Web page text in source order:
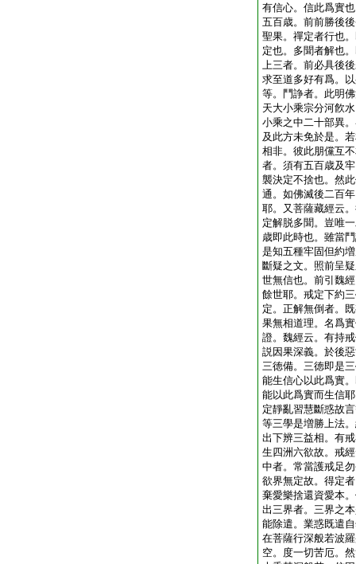
有信心。信此爲實
五百歳。前前勝後
聖果。禪定者行也
定也。多聞者解也
上三者。前必具後
求至道多好有爲。
等。鬥諍者。此明
天大小乘宗分河飮
小乘之中二十部異
及此方未免於是。
相非。彼此朋儻互
者。須有五百歳及
襲決定不捨也。然
通。如佛滅後二百
耶。又菩薩藏經云
定解脱多聞。豈唯
歳即此時也。雖當
是知五種牢固但約
斷疑之文。照前呈
世無信也。前引魏
餘世耶。戒定下約
定。正解無倒者。
果無相道理。名爲
證。魏經云。有持
説因果深義。於後
三徳備。三徳即是
能生信心以此爲實
能以此爲實而生信
定靜亂習慧斷惑故
等三學是増勝上法
出下辨三益相。有
生四洲六欲故。戒
中者。常當護戒足
欲界無定故。得定
棄愛樂捨還資愛本
出三界者。三界之
能除遣。業惑既遣
在菩薩行深般若波
空。度一切苦厄。